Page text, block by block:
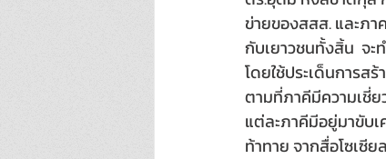
ข่ายของสสส. และภา
กับเยาวชนทั้งสิ้น  จะ
โดยใช้ประเด็นการส
ตามที่ภาคีมีความเชี่
แต่ละภาคีมีอยู่มาขับ
ท้าทาย จากสื่อโซเซี